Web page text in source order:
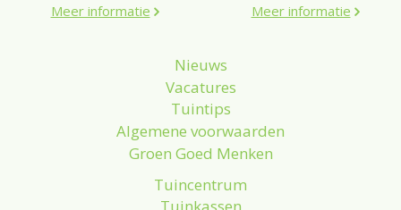
Meer informatie
Meer informatie
Nieuws
Vacatures
Tuintips
Algemene voorwaarden
Groen Goed Menken
Tuincentrum